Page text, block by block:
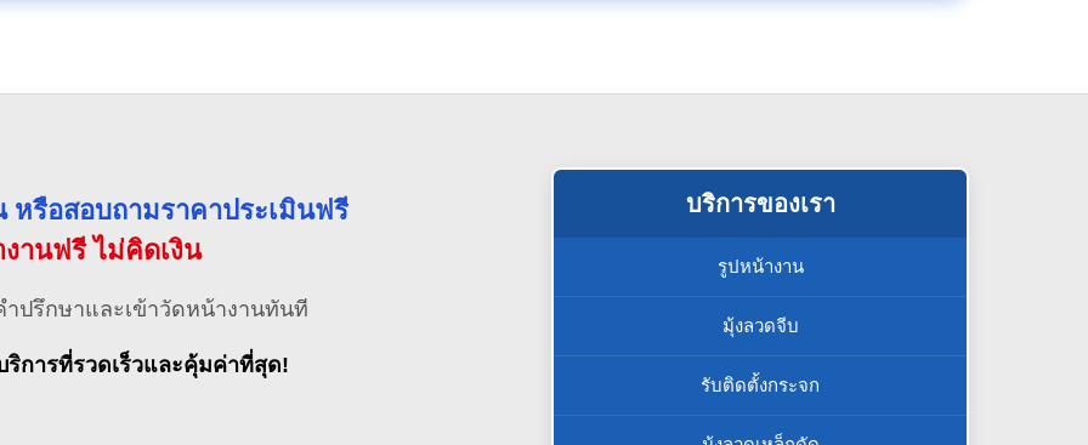
หรือสอบถามราคาประเมินฟรี
านฟรี ไม่คิดเงิน
ปรึกษาและเข้าวัดหน้างานทันที
การที่รวดเร็วและคุ้มค่าที่สุด!
บริการของเรา
รูปหน้างาน
มุ้งลวดจีบ
รับติดตั้งกระจก